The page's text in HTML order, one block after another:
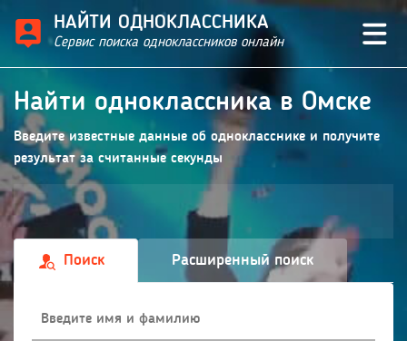
НАЙТИ ОДНОКЛАССНИКА
Сервис поиска одноклассников онлайн
Найти одноклассника в Омске
Введите известные данные об однокласснике и получите
результат за считанные секунды
Поиск Расширенный поиск